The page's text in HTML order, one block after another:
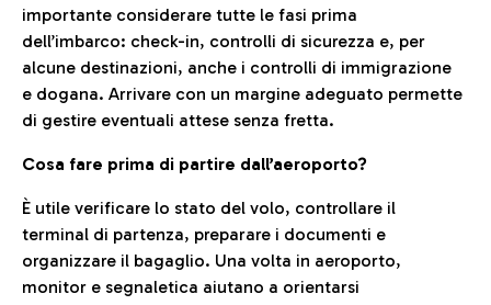
importante considerare tutte le fasi prima
dell’imbarco: check-in, controlli di sicurezza e, per
alcune destinazioni, anche i controlli di immigrazione
e dogana. Arrivare con un margine adeguato permette
di gestire eventuali attese senza fretta.
Cosa fare prima di partire dall’aeroporto?
È utile verificare lo stato del volo, controllare il
terminal di partenza, preparare i documenti e
organizzare il bagaglio. Una volta in aeroporto,
monitor e segnaletica aiutano a orientarsi